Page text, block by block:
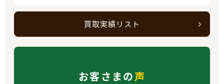
買取実績リスト
お客さまの声